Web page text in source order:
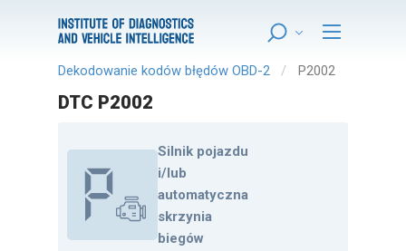
Dekodowanie kodów błędów OBD-2 P2002
DTC P2002
Silnik pojazdu
i/lub
automatyczna
skrzynia
biegów